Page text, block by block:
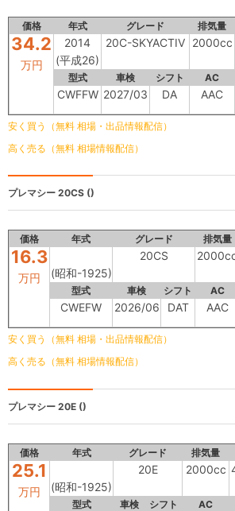
価格 年式 グレード 排気量
34.2
万円
2014
(平成26)
20C-SKYACTIV 2000cc
型式 車検 シフト AC
CWFFW 2027/03 DA AAC
安く買う（無料 相場・出品情報配信）
高く売る（無料 相場情報配信）
プレマシー 20CS ()
価格 年式 グレード 排気量
16.3
万円 (昭和-1925)
20CS
型式 車検 シフト AC
CWEFW 2026/06 DAT AAC
安く買う（無料 相場・出品情報配信）
高く売る（無料 相場情報配信）
プレマシー 20E ()
価格 年式 グレード 排気量
25.1
万円 (昭和-1925)
20E 2000cc
型式 車検 シフト AC